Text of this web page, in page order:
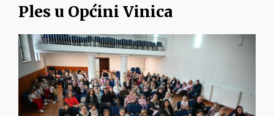
Ples u Općini Vinica